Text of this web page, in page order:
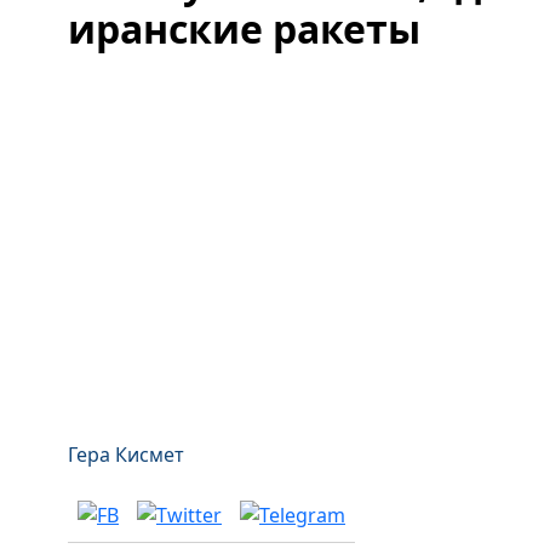
иранские ракеты
Гера Кисмет